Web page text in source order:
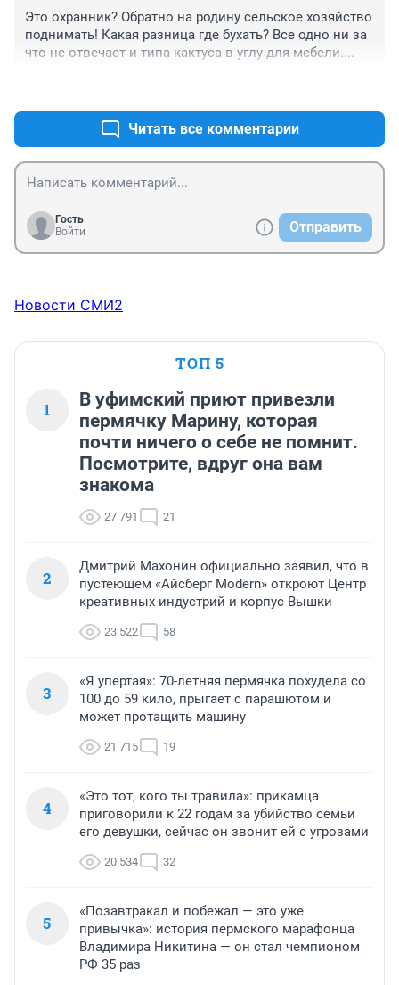
ребенка.
Это охранник? Обратно на родину сельское хозяйство
поднимать! Какая разница где бухать? Все одно ни за
что не отвечает и типа кактуса в углу для мебели....
Читать все комментарии
Гость
Войти
Отправить
Новости СМИ2
ТОП 5
1
В уфимский приют привезли
пермячку Марину, которая
почти ничего о себе не помнит.
Посмотрите, вдруг она вам
знакома
27 791 21
2
Дмитрий Махонин официально заявил, что в
пустеющем «Айсберг Modern» откроют Центр
креативных индустрий и корпус Вышки
23 522 58
3
«Я упертая»: 70-летняя пермячка похудела со
100 до 59 кило, прыгает с парашютом и
может протащить машину
21 715 19
4
«Это тот, кого ты травила»: прикамца
приговорили к 22 годам за убийство семьи
его девушки, сейчас он звонит ей с угрозами
20 534 32
5
«Позавтракал и побежал — это уже
привычка»: история пермского марафонца
Владимира Никитина — он стал чемпионом
РФ 35 раз